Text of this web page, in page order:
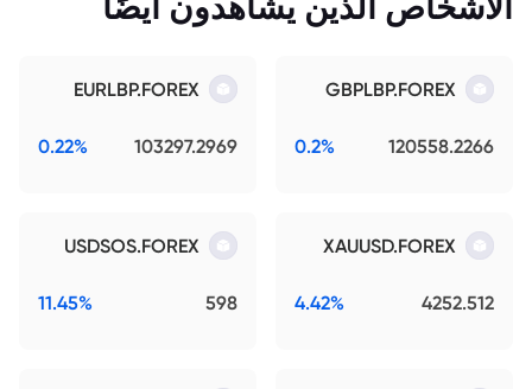
GBPLBP.FOREX
120558.2266
0.2%
EURLBP.FOREX
103297.2969
0.22%
XAUUSD.FOREX
4252.512
4.42%
USDSOS.FOREX
598
11.45%